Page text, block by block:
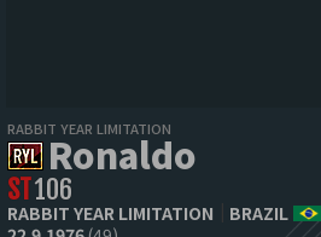
RABBIT YEAR LIMITATION
Ronaldo
ST106
RABBIT YEAR LIMITATION
BRAZIL